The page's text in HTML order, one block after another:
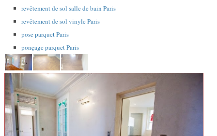
revêtement de sol salle de bain Paris
revêtement de sol vinyle Paris
pose parquet Paris
ponçage parquet Paris